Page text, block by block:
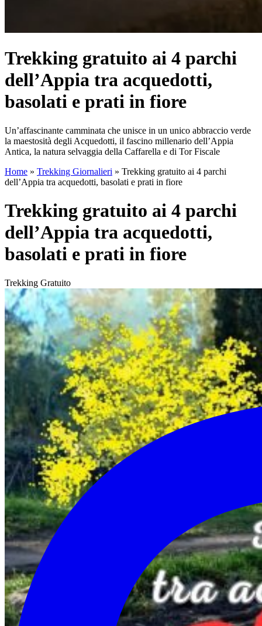
Trekking gratuito ai 4 parchi
dell’Appia tra acquedotti,
basolati e prati in fiore
Un’affascinante camminata che unisce in un unico abbraccio verde
la maestosità degli Acquedotti, il fascino millenario dell’Appia
Antica, la natura selvaggia della Caffarella e di Tor Fiscale
Home » Trekking Giornalieri » Trekking gratuito ai 4 parchi
dell’Appia tra acquedotti, basolati e prati in fiore
Trekking gratuito ai 4 parchi
dell’Appia tra acquedotti,
basolati e prati in fiore
Trekking Gratuito